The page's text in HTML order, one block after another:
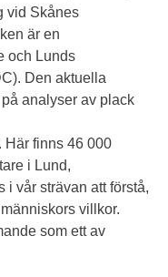
vid Skånes
är en
och Lunds
Den aktuella
analyser av plack
Här finns 46 000
i Lund,
i vår strävan att förstå,
villkor.
som ett av